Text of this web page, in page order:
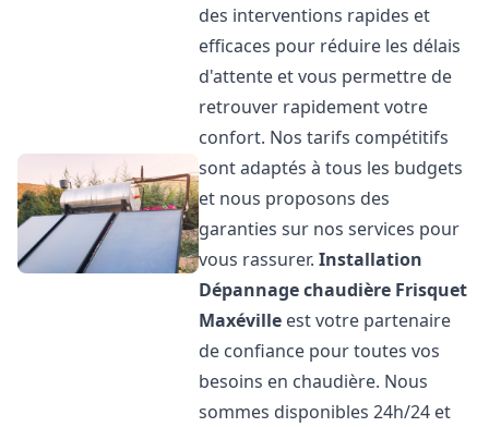
des interventions rapides et
efficaces pour réduire les délais
d'attente et vous permettre de
retrouver rapidement votre
confort. Nos tarifs compétitifs
sont adaptés à tous les budgets
et nous proposons des
garanties sur nos services pour
vous rassurer.Installation
Dépannage chaudière Frisquet
Maxéville est votre partenaire
de confiance pour toutes vos
besoins en chaudière. Nous
sommes disponibles 24h/24 et